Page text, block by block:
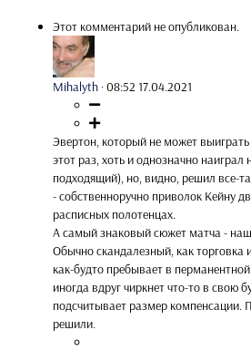
Этот комментарий не опубликован.
Mihalyth ·08:52 17.04.2021
Эвертон, который не может
этот раз, хоть и однозначно наиграл
подходящий), но, видно, решил все-
- собственноручно приволок Кейну
расписных полотенцах.
А самый знаковый сюжет матча - наш
Обычно скандалезный, как торговка
как-будто пребывает в
иногда вдруг чиркнет что-то в свою
подсчитывает размер компенсации.
решили.